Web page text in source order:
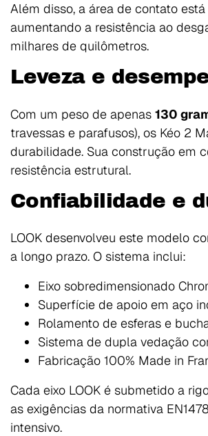
Além disso, a área de contato
aumentando a resistência ao
milhares de quilômetros.
Leveza e
Com um peso de apenas 130
travessas e parafusos), os Kéo 2
durabilidade. Sua construção em
resistência estrutural.
Confiabilidade e
LOOK desenvolveu este modelo
a longo prazo. O sistema inclui:
Eixo sobredimensionado
Superfície de apoio em aço
Rolamento de esferas e
Sistema de dupla vedação
Fabricação 100% Made in
Cada eixo LOOK é submetido a
as exigências da normativa
intensivo.